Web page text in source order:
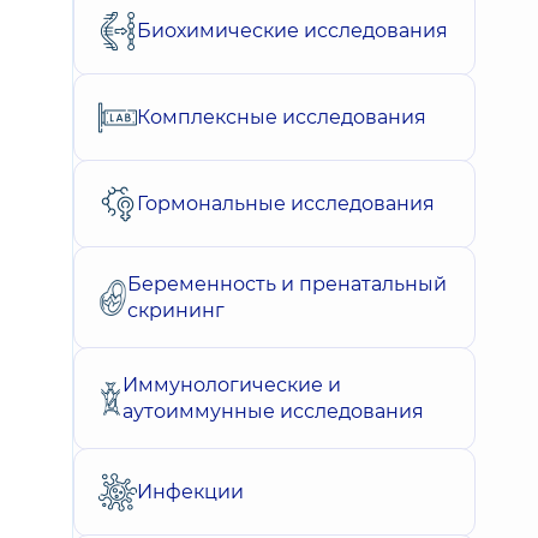
Биохимические исследования
Комплексные исследования
Гормональные исследования
Беременность и пренатальный
скрининг
Иммунологические и
аутоиммунные исследования
Инфекции